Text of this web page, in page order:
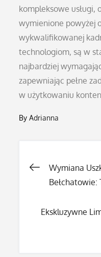
kompleksowe usługi,
wymienione powyżej
wykwalifikowanej
technologiom, są w
najbardziej
zapewniając pełne
w użytkowaniu
ByAdrianna
Wymiana
Bełchatowie:
Ekskluzywne